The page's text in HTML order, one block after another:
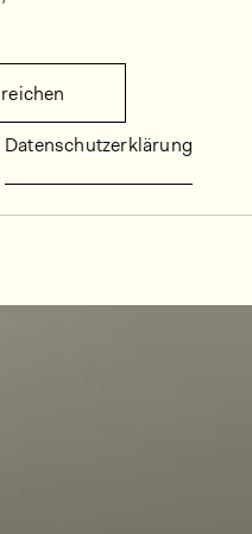
Datenschutzerklärung